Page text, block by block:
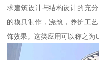
求建筑设计与结构设计的充
的模具制作，浇筑，养护工
饰效果。这类应用可以称之为